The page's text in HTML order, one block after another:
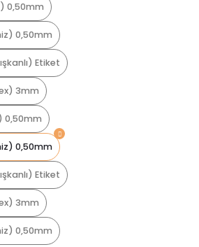
0,50mm
0,50mm
Etiket
3mm
0,50mm
0,50mm
Etiket
3mm
0,50mm